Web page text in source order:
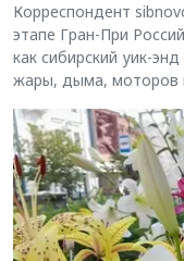
Корреспондент
этапе Гран-При
как сибирский уик-
жары, дыма, моторов